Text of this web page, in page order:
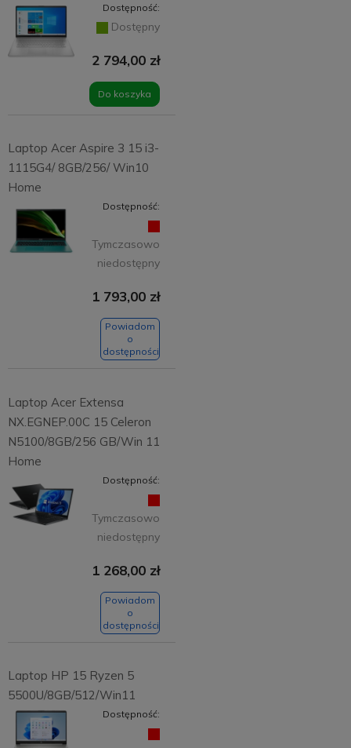
Dostępność:
Dostępny
2 794,00 zł
Do koszyka
Laptop Acer Aspire 3 15 i3-
1115G4/ 8GB/256/ Win10
Home
Dostępność:
Tymczasowo
niedostępny
1 793,00 zł
Powiadom
o
dostępności
Laptop Acer Extensa
NX.EGNEP.00C 15 Celeron
N5100/8GB/256 GB/Win 11
Home
Dostępność:
Tymczasowo
niedostępny
1 268,00 zł
Powiadom
o
dostępności
Laptop HP 15 Ryzen 5
5500U/8GB/512/Win11
Dostępność: